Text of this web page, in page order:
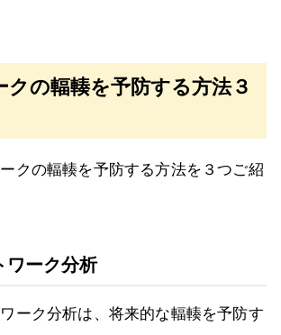
クの輻輳を予防する方法３
クの輻輳を予防する方法を３つご紹
ワーク分析
ーク分析は、将来的な輻輳を予防す